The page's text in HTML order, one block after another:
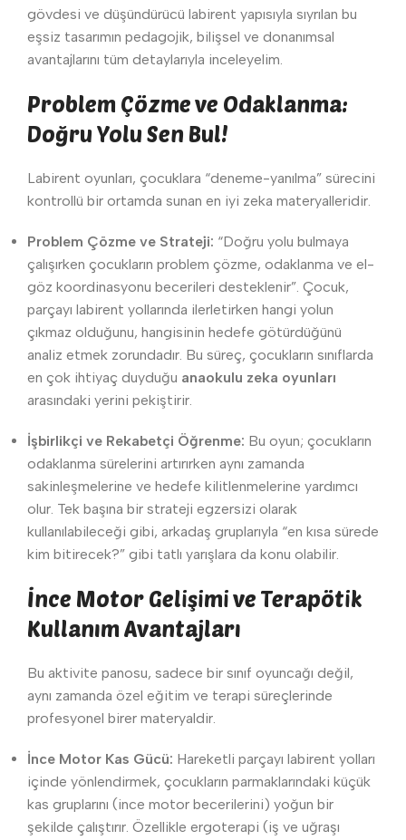
gövdesi ve düşündürücü labirent yapısıyla sıyrılan bu
eşsiz tasarımın pedagojik, bilişsel ve donanımsal
avantajlarını tüm detaylarıyla inceleyelim.
Problem Çözme ve Odaklanma:
Doğru Yolu Sen Bul!
Labirent oyunları, çocuklara “deneme-yanılma” sürecini
kontrollü bir ortamda sunan en iyi zeka materyalleridir.
Problem Çözme ve Strateji: “Doğru yolu bulmaya
çalışırken çocukların problem çözme, odaklanma ve el-
göz koordinasyonu becerileri desteklenir”. Çocuk,
parçayı labirent yollarında ilerletirken hangi yolun
çıkmaz olduğunu, hangisinin hedefe götürdüğünü
analiz etmek zorundadır. Bu süreç, çocukların sınıflarda
en çok ihtiyaç duyduğu anaokulu zeka oyunları
arasındaki yerini pekiştirir.
İşbirlikçi ve Rekabetçi Öğrenme: Bu oyun; çocukların
odaklanma sürelerini artırırken aynı zamanda
sakinleşmelerine ve hedefe kilitlenmelerine yardımcı
olur. Tek başına bir strateji egzersizi olarak
kullanılabileceği gibi, arkadaş gruplarıyla “en kısa sürede
kim bitirecek?” gibi tatlı yarışlara da konu olabilir.
İnce Motor Gelişimi ve Terapötik
Kullanım Avantajları
Bu aktivite panosu, sadece bir sınıf oyuncağı değil,
aynı zamanda özel eğitim ve terapi süreçlerinde
profesyonel birer materyaldir.
İnce Motor Kas Gücü: Hareketli parçayı labirent yolları
içinde yönlendirmek, çocukların parmaklarındaki küçük
kas gruplarını (ince motor becerilerini) yoğun bir
şekilde çalıştırır. Özellikle ergoterapi (iş ve uğraşı